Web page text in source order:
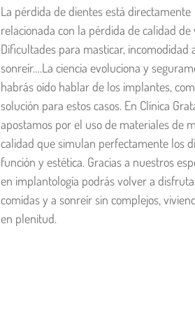
La pérdida de dientes está directamente
relacionada con la pérdida de calidad de
Dificultades para masticar, incomodidad
sonreír….La ciencia evoluciona y
habrás oído hablar de los implantes,
solución para estos casos. En Clínica
apostamos por el uso de materiales de
calidad que simulan perfectamente los
función y estética. Gracias a nuestros
en implantología podrás volver a
comidas y a sonreír sin complejos,
en plenitud.